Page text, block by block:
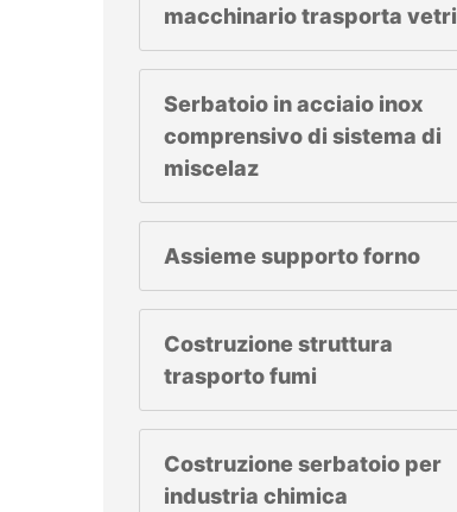
macchinario trasporta vetri
Serbatoio in acciaio inox
comprensivo di sistema di
miscelaz
Assieme supporto forno
Costruzione struttura
trasporto fumi
Costruzione serbatoio per
industria chimica